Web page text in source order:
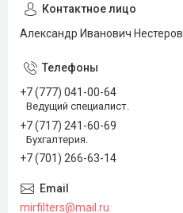
Александр Иванович Нестеров
+7 (777) 041-00-64
Ведущий специалист.
+7 (717) 241-60-69
Бухгалтерия.
+7 (701) 266-63-14
mirfilters@mail.ru